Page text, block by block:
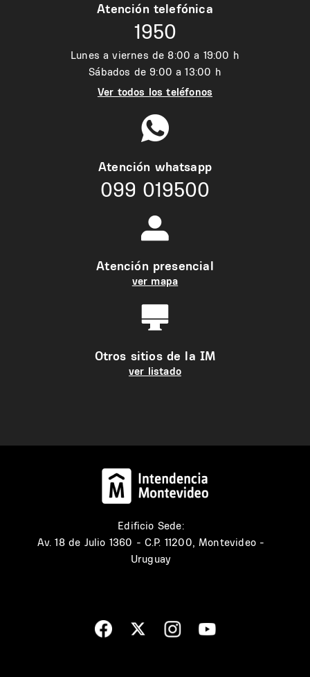
Atención telefónica
1950
Lunes a viernes de 8:00 a 19:00 h
Sábados de 9:00 a 13:00 h
Ver todos los teléfonos
Atención whatsapp
099 019500
Atención presencial
ver mapa
Otros sitios de la IM
ver listado
Edificio Sede:
Av. 18 de Julio 1360 - C.P. 11200, Montevideo -
Uruguay